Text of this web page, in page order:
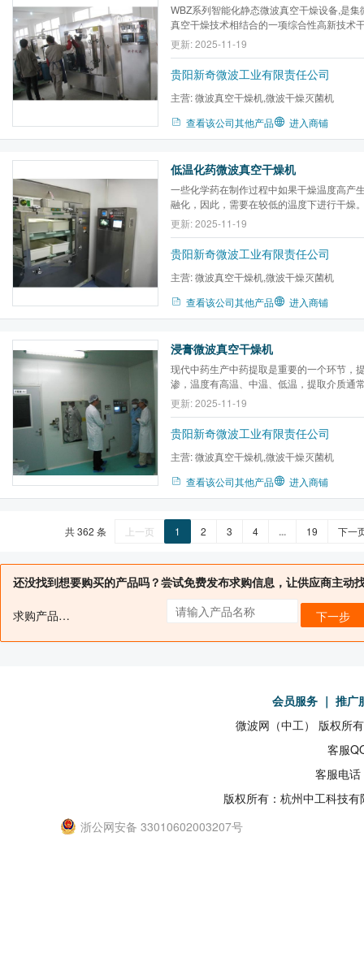
WBZ系列智能化静态微波真空干燥设备,是
真空干燥技术相结合的一项综合性高新技术
在静止状态下均匀干燥的世界性难题，设备
定性，是本公司的专利技术,它具有干燥温度
短、效率高、收得率高、成本低等特点,是一
更新: 2025-11-19
贵阳新奇微波工业有限责任公司
主营:微波真空干燥机,微波干燥灭菌机
查看该公司其他产品
进入商铺
低温化药微波真空干燥机
一些化学药在制作过程中如果干燥温度高产
融化，因此，需要在较低的温度下进行干燥
践表明：由于化药成分单一，但是相对水份
高，微波真空干燥效果好，速度快、成本低
程相对简单。广泛应用于人药化药、兽药化
更新: 2025-11-19
贵阳新奇微波工业有限责任公司
主营:微波真空干燥机,微波干燥灭菌机
查看该公司其他产品
进入商铺
浸膏微波真空干燥机
现代中药生产中药提取是重要的一个环节，
渗，温度有高温、中温、低温，提取介质通
中药种类繁多，提取方法和使用介质不同，
浸膏也大相径庭，浸膏是中药的精华，是通
得，来之不易。
更新: 2025-11-19
贵阳新奇微波工业有限责任公司
主营:微波真空干燥机,微波干燥灭菌机
查看该公司其他产品
进入商铺
共 362 条 上一页 1 2 3 4 ... 19 下一
还没找到想要购买的产品吗？尝试免费发布求购信息，让供应商主动
求购产品名： 下一步
会员服务 ｜ 推广
微波网（中工） 版权所
客服
客服电
版权所有：杭州中工科技
浙公网安备 33010602003207号